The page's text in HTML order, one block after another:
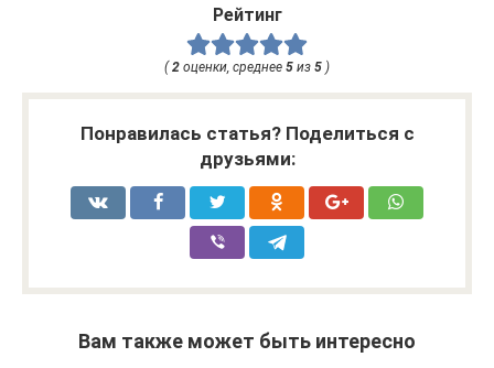
Рейтинг
( 2 оценки, среднее 5 из 5 )
Понравилась статья? Поделиться с
друзьями:
Вам также может быть интересно